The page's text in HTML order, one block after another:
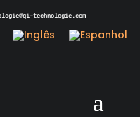
technologie.com